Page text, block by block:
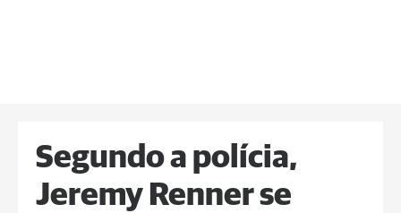
Segundo a polícia,
Jeremy Renner se